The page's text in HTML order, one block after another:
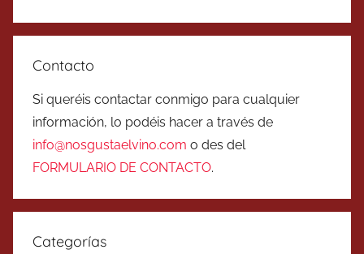
Contacto
Si queréis contactar conmigo para cualquier
información, lo podéis hacer a través de
info@nosgustaelvino.com o des del
FORMULARIO DE CONTACTO.
Categorías